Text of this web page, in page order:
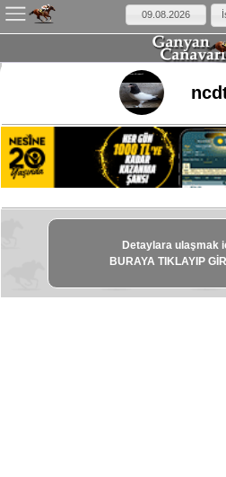
Detaylara ulaşmak
BURAYA TIKLAYIP